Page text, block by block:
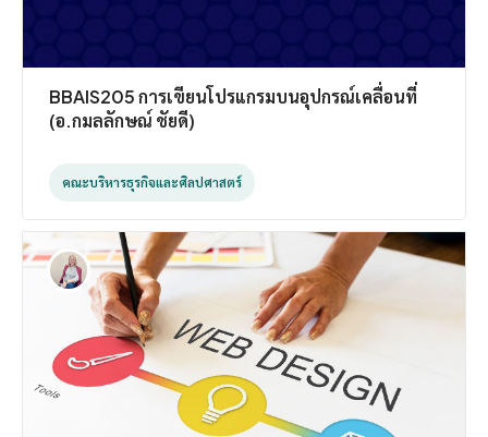
BBAIS205 การเขียนโปรแกรมบนอุปกรณ์เคลื่อนที่
(อ.กมลลักษณ์ ชัยดี)
คณะบริหารธุรกิจและศิลปศาสตร์